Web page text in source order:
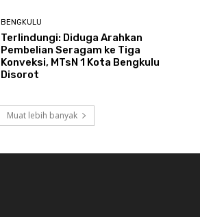
BENGKULU
Terlindungi: Diduga Arahkan
Pembelian Seragam ke Tiga
Konveksi, MTsN 1 Kota Bengkulu
Disorot
Muat lebih banyak